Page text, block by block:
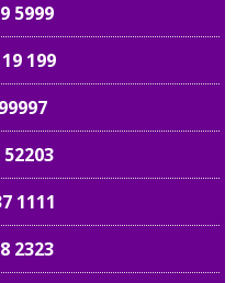
5999
199
52203
1111
2323